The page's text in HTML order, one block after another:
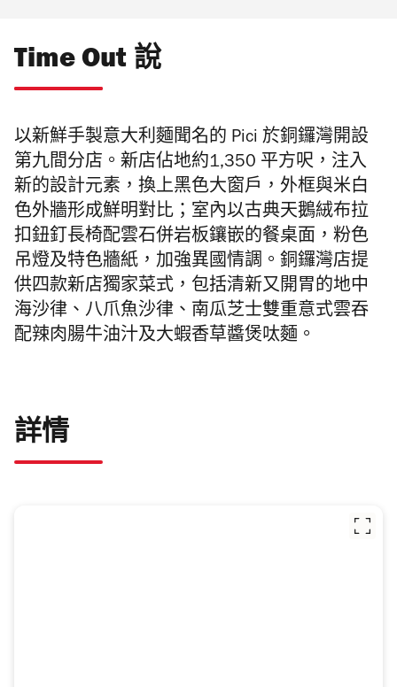
Time Out 說
以新鮮手製意大利麵聞名的 Pici 於銅鑼灣開設
第九間分店。新店佔地約1,350 平方呎， 注入
新的設計元素， 換上黑色大窗戶，外框與米白
色外牆形成鮮明對比；室內以古典天鵝絨布拉
扣鈕釘長椅配雲石併岩板鑲嵌的餐桌面 ， 粉色
吊燈及特色牆紙，加強異國情調 。 銅鑼灣店提
供四款新店獨家菜式，包括清新又開胃的地中
海沙律、八爪魚沙律、南瓜芝士雙重意式雲吞
配辣肉腸牛油汁及大蝦香草醬煲呔麵。
詳情